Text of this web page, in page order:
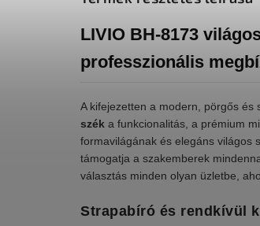
LIVIO BH-8173
professzionális
A kifejezetten a modern, pörgős
szék a funkcionalitás, a prémium
formavilágának és elegáns világos
támogatja a szakemberek
választás minden olyan üzletbe,
Strapabíró és rendkívül